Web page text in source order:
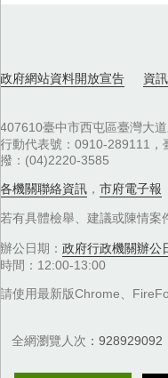
政府網站資料開放宣告 資
407610臺中市西屯區臺灣大
行動代表號：0910-289111
撥：(04)2220-3585
各機關聯絡資訊 ， 市府電子報
若有具體檢舉、建議或陳情案
辦公日期： 政府行政機關辦公
時間：12:00-13:00
請使用最新版Chrome、
全網瀏覽人次 928929092